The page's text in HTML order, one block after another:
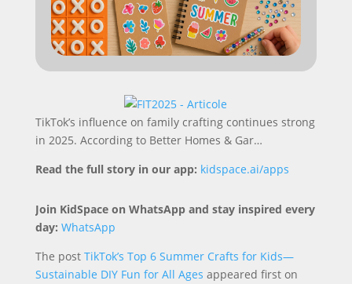
TikTok’s influence on family crafting continues strong
in 2025. According to Better Homes & Gar…
Read the full story in our app: kidspace.ai/apps
Join KidSpace on WhatsApp and stay inspired every
day: WhatsApp
The post TikTok’s Top 6 Summer Crafts for Kids—
Sustainable DIY Fun for All Ages appeared first on